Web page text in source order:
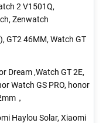
2 V1501Q,
Zenwatch
GT2 46MM, Watch GT
Dream ,Watch GT 2E,
Watch GS PRO, honor
，
Haylou Solar, Xiaomi